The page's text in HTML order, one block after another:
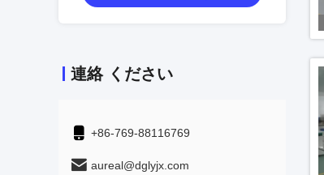
連絡 ください
+86-769-88116769
aureal@dglyjx.com